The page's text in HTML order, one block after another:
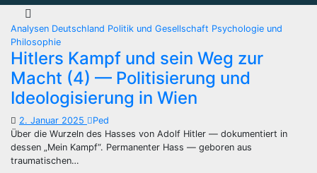
Analysen Deutschland Politik und Gesellschaft Psychologie und
Philosophie
Hitlers Kampf und sein Weg zur
Macht (4) — Politisierung und
Ideologisierung in Wien
2. Januar 2025
Ped
Über die Wurzeln des Hasses von Adolf Hitler — dokumentiert in
dessen „Mein Kampf“. Permanenter Hass — geboren aus
traumatischen…